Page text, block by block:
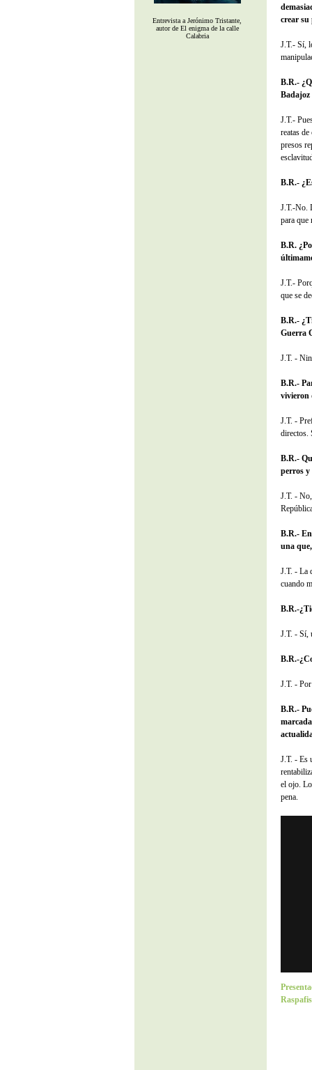
Entrevista a Jerónimo Tristante,
autor de El enigma de la calle
Calabria
crear su
J.T.- Sí,
B.R.-
Badajoz
J.T.-
reatas
presos
B.R.-
J.T.-No.
para que
B.R.
J.T.-
que se
B.R.-
Guerra
J.T. -
B.R.-
vivieron
J.T. -
directos.
B.R.-
perros y
J.T. -
B.R.-
una
J.T. - La
cuando
B.R.-
J.T. - Sí,
B.R.-
J.T. -
B.R.-
J.T. - Es
el ojo.
pena.